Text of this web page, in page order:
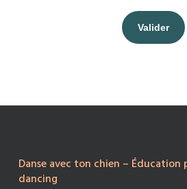
Danse avec ton chien – Éducation
dancing